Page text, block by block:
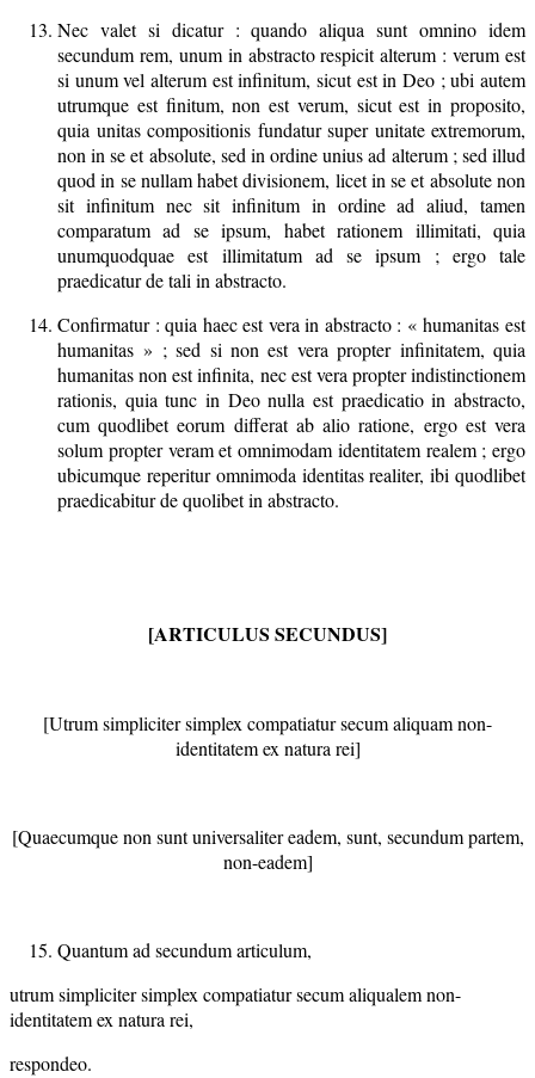
Nec valet si dicatur : quando aliqua sunt omnino idem
secundum rem, unum in abstracto respicit alterum : verum est
si unum vel alterum est infinitum, sicut est in Deo ; ubi autem
utrumque est finitum, non est verum, sicut est in proposito,
quia unitas compositionis fundatur super unitate extremorum,
non in se et absolute, sed in ordine unius ad alterum ; sed illud
quod in se nullam habet divisionem, licet in se et absolute non
sit infinitum nec sit infinitum in ordine ad aliud, tamen
comparatum ad se ipsum, habet rationem illimitati, quia
unumquodquae est illimitatum ad se ipsum ; ergo tale
praedicatur de tali in abstracto.
Confirmatur : quia haec est vera in abstracto : « humanitas est
humanitas » ; sed si non est vera propter infinitatem, quia
humanitas non est infinita, nec est vera propter indistinctionem
rationis, quia tunc in Deo nulla est praedicatio in abstracto,
cum quodlibet eorum differat ab alio ratione, ergo est vera
solum propter veram et omnimodam identitatem realem ; ergo
ubicumque reperitur omnimoda identitas realiter, ibi quodlibet
praedicabitur de quolibet in abstracto.
[ARTICULUS SECUNDUS]
[Utrum simpliciter simplex compatiatur secum aliquam non-
identitatem ex natura rei]
[Quaecumque non sunt universaliter eadem, sunt, secundum partem,
non-eadem]
Quantum ad secundum articulum,
utrum simpliciter simplex compatiatur secum aliqualem non-
identitatem ex natura rei,
respondeo.